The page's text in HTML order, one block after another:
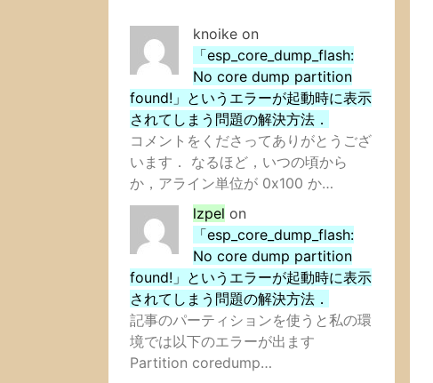
knoike on
「esp_core_dump_flash:
No core dump partition
found!」というエラーが起動時に表示
されてしまう問題の解決方法．
コメントをくださってありがとうござ
います． なるほど，いつの頃から
か，アライン単位が 0x100 か…
lzpel on
「esp_core_dump_flash:
No core dump partition
found!」というエラーが起動時に表示
されてしまう問題の解決方法．
記事のパーティションを使うと私の環
境では以下のエラーが出ます
Partition coredump…